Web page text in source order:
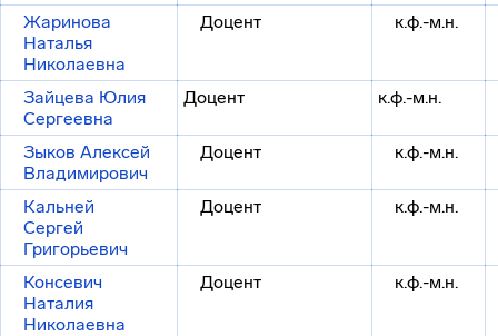
Жаринова
Наталья
Николаевна
Доцент к.ф.-м.н.
Зайцева Юлия
Сергеевна
Доцент к.ф.-м.н.
Зыков Алексей
Владимирович
Доцент к.ф.-м.н.
Кальней
Сергей
Григорьевич
Доцент к.ф.-м.н.
Консевич
Наталия
Николаевна
Доцент к.ф.-м.н.